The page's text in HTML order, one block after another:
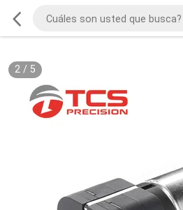
2/ 5